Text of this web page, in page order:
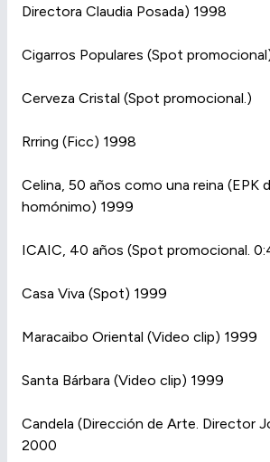
Directora Claudia Posada) 1998
Cigarros Populares (Spot
Cerveza Cristal (Spot promocional.)
Rrring (Ficc) 1998
Celina, 50 años como una reina (EPK
homónimo) 1999
ICAIC, 40 años (Spot promocional.
Casa Viva (Spot) 1999
Maracaibo Oriental (Video clip) 1999
Santa Bárbara (Video clip) 1999
Candela (Dirección de Arte. Director
2000